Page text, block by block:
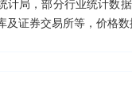
计局，部分行业统计数
及证券交易所等，价格